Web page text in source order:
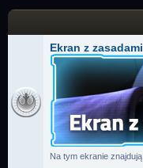
Ekran z zasadami
Na tym ekranie